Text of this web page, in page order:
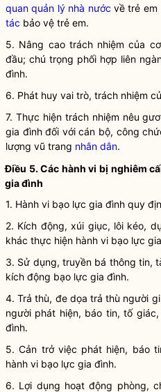
quan quản lý nhà nước về trẻ em
tác bảo vệ trẻ em.
5. Nâng cao trách nhiệm của
đầu; chú trọng phối hợp liên
đình.
6. Phát huy vai trò, trách nhiệm
7. Thực hiện trách nhiệm nêu
gia đìnhđối với cán bộ, công
lượng vũ trang nhân dân.
Điều 5. Các hành vi bị nghiêm
gia đình
1. Hành vi bạo lực gia đình quy
2. Kích động, xúi giục, lôi kéo,
khác thực hiện hành vi bạo lực
3. Sử dụng, truyền bá thông tin,
kích động bạo lực gia đình.
4. Trả thù, đe dọa trả thù người
người phát hiện, báo tin, tố
đình.
5. Cản trở việc phát hiện, báo
hành vi bạo lực gia đình.
6. Lợi dụng hoạt động phòng,